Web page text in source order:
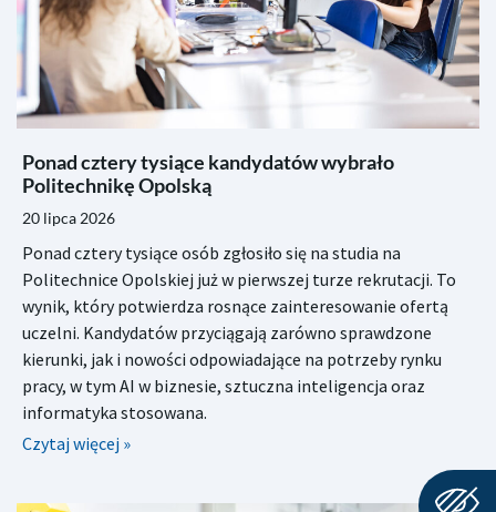
Ponad cztery tysiące kandydatów wybrało
Politechnikę Opolską
20 lipca 2026
Ponad cztery tysiące osób zgłosiło się na studia na
Politechnice Opolskiej już w pierwszej turze rekrutacji. To
wynik, który potwierdza rosnące zainteresowanie ofertą
uczelni. Kandydatów przyciągają zarówno sprawdzone
kierunki, jak i nowości odpowiadające na potrzeby rynku
pracy, w tym AI w biznesie, sztuczna inteligencja oraz
informatyka stosowana.
Czytaj więcej »